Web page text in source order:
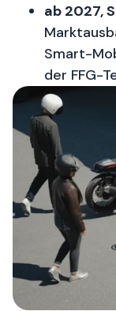
ab 2027,
Smart-
der FFG-